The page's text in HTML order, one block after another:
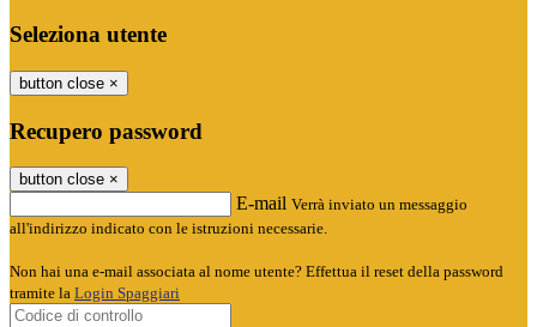
Seleziona utente
button close ×
Recupero password
button close ×
E-mail Verrà inviato un messaggio
all'indirizzo indicato con le istruzioni necessarie.
Non hai una e-mail associata al nome utente? Effettua il reset della password
tramite la Login Spaggiari